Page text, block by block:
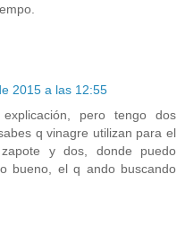
2015 a las 12:55
pero tengo dos
q vinagre utilizan para el
y dos, donde puedo
bueno, el q ando buscando